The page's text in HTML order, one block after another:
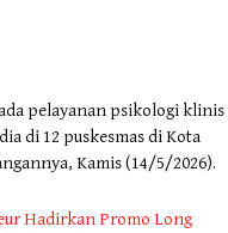
pelayanan psikologi klinis
di 12 puskesmas di Kota
Kamis (14/5/2026).
Hadirkan Promo Long